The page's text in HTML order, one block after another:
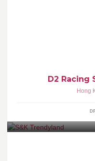
D2 Racing
Hong